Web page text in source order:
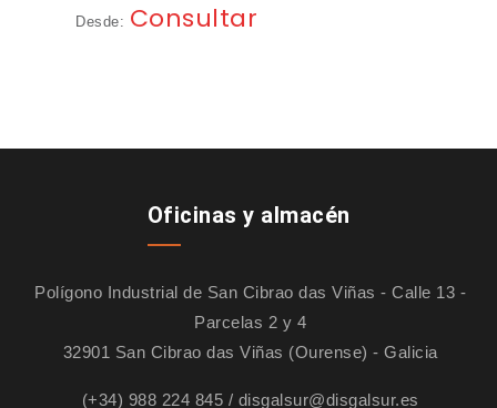
Desde: Consultar
Oficinas y almacén
Polígono Industrial de San Cibrao das Viñas - Calle 13 -
Parcelas 2 y 4
32901 San Cibrao das Viñas (Ourense) - Galicia
(+34) 988 224 845 / disgalsur@disgalsur.es